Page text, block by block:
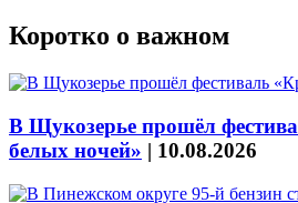
Коротко о важном
В Щукозерье прошёл
белых ночей» | 10.08.2026